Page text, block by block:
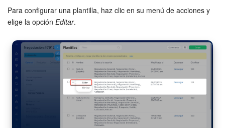
Telefonía
Configuraciones de la cuenta
Bitrix24 En Premisa
Bitrix24 Messenger
Para configurar una plantilla, haz clic en su menú de acciones y
elige la opción Editar.